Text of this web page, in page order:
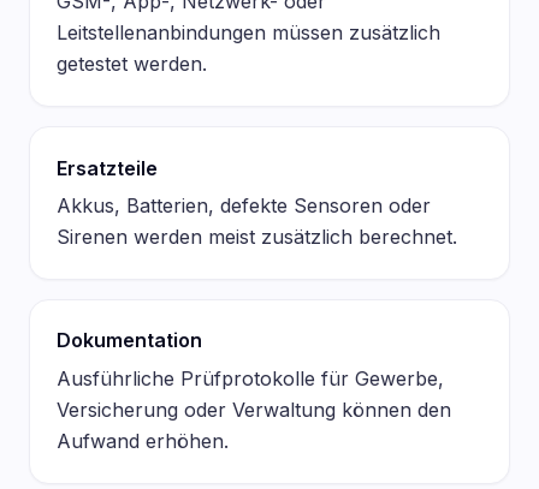
Leitstellenanbindungen müssen zusätzlich
getestet werden.
Ersatzteile
Akkus, Batterien, defekte Sensoren oder
Sirenen werden meist zusätzlich berechnet.
Dokumentation
Ausführliche Prüfprotokolle für Gewerbe,
Versicherung oder Verwaltung können den
Aufwand erhöhen.